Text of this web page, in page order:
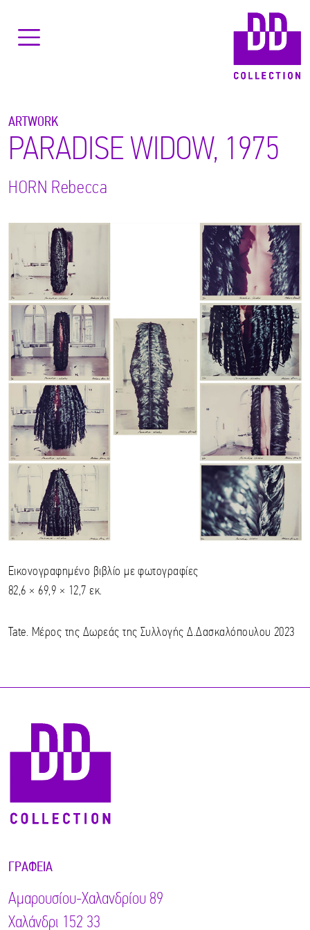
ARTWORK
PARADISE WIDOW, 1975
HORN Rebecca
Εικονογραφημένο βιβλίο με φωτογραφίες
82,6 × 69,9 × 12,7 εκ.
Tate. Μέρος της Δωρεάς της Συλλογής Δ.Δασκαλόπουλου 2023
ΓΡΑΦΕΊΑ
Αμαρουσίου-Χαλανδρίου 89
Χαλάνδρι 152 33